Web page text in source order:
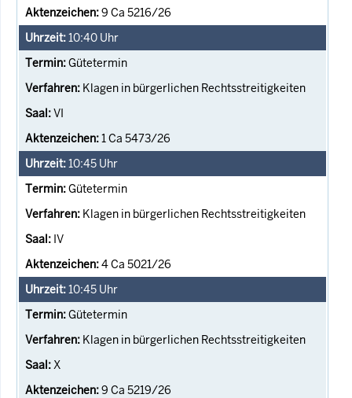
9 Ca 5216/26
10:40 Uhr
Gütetermin
Klagen in bürgerlichen Rechtsstreitigkeiten
VI
1 Ca 5473/26
10:45 Uhr
Gütetermin
Klagen in bürgerlichen Rechtsstreitigkeiten
IV
4 Ca 5021/26
10:45 Uhr
Gütetermin
Klagen in bürgerlichen Rechtsstreitigkeiten
X
9 Ca 5219/26